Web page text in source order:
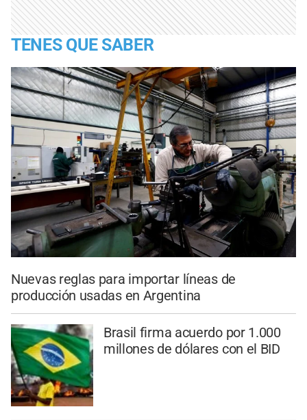
TENES QUE SABER
Nuevas reglas para importar líneas de
producción usadas en Argentina
Brasil firma acuerdo por 1.000
millones de dólares con el BID